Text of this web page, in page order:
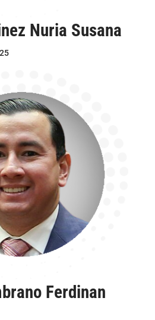
Nuria Susana
Ferdinan